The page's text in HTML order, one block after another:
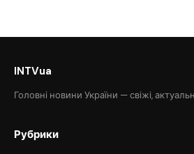
INTVua
Головні новини України — свіжі,
Рубрики